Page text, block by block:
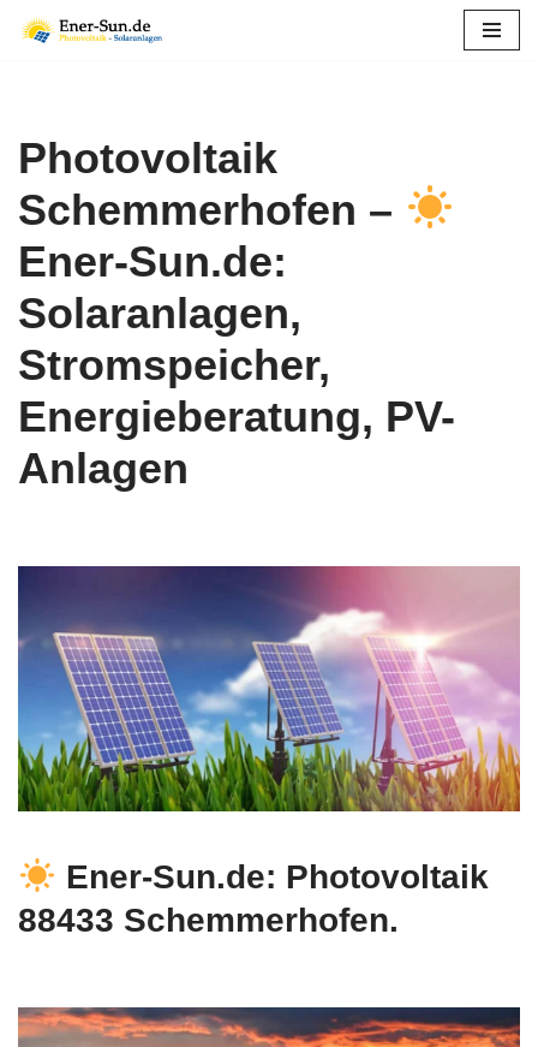
Photovoltaik
Schemmerhofen –
Ener-Sun.de:
Solaranlagen,
Stromspeicher,
Energieberatung, PV-
Anlagen
Ener-Sun.de: Photovoltaik
88433 Schemmerhofen.